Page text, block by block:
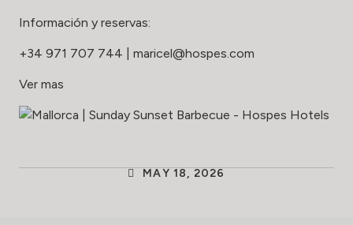
Información y reservas:
+34 971 707 744 maricel@hospes.com
Ver mas
MAY 18, 2026